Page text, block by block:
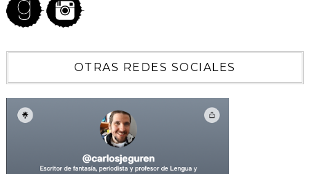
OTRAS REDES SOCIALES